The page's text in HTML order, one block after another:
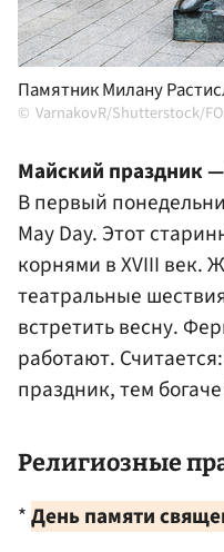
Памятник Милану
VarnakovR/Shutterstock/
Майский праздник
В первый
May Day. Этот
корнями в XVIII век.
театральные
встретить весну.
работают.
праздник, тем
Религиозные
*День памяти